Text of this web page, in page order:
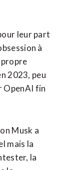
leur part
à
2023, peu
OpenAI fin
Musk a
mais la
la